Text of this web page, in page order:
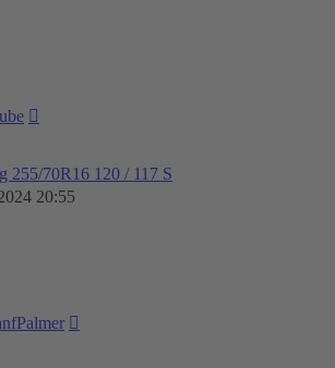
255/70R16 120 / 117 S
20:55